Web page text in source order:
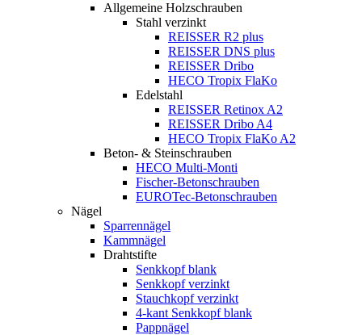
Allgemeine Holzschrauben
Stahl verzinkt
REISSER R2 plus
REISSER DNS plus
REISSER Dribo
HECO Tropix FlaKo
Edelstahl
REISSER Retinox A2
REISSER Dribo A4
HECO Tropix FlaKo A2
Beton- & Steinschrauben
HECO Multi-Monti
Fischer-Betonschrauben
EUROTec-Betonschrauben
Nägel
Sparrennägel
Kammnägel
Drahtstifte
Senkkopf blank
Senkkopf verzinkt
Stauchkopf verzinkt
4-kant Senkkopf blank
Pappnägel